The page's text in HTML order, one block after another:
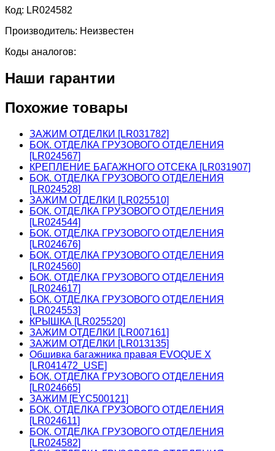
Код: LR024582
Производитель: Неизвестен
Коды аналогов:
Наши гарантии
Похожие товары
ЗАЖИМ ОТДЕЛКИ [LR031782]
БОК. ОТДЕЛКА ГРУЗОВОГО ОТДЕЛЕНИЯ
[LR024567]
КРЕПЛЕНИЕ БАГАЖНОГО ОТСЕКА [LR031907]
БОК. ОТДЕЛКА ГРУЗОВОГО ОТДЕЛЕНИЯ
[LR024528]
ЗАЖИМ ОТДЕЛКИ [LR025510]
БОК. ОТДЕЛКА ГРУЗОВОГО ОТДЕЛЕНИЯ
[LR024544]
БОК. ОТДЕЛКА ГРУЗОВОГО ОТДЕЛЕНИЯ
[LR024676]
БОК. ОТДЕЛКА ГРУЗОВОГО ОТДЕЛЕНИЯ
[LR024560]
БОК. ОТДЕЛКА ГРУЗОВОГО ОТДЕЛЕНИЯ
[LR024617]
БОК. ОТДЕЛКА ГРУЗОВОГО ОТДЕЛЕНИЯ
[LR024553]
КРЫШКА [LR025520]
ЗАЖИМ ОТДЕЛКИ [LR007161]
ЗАЖИМ ОТДЕЛКИ [LR013135]
Обшивка багажника правая EVOQUE X
[LR041472_USE]
БОК. ОТДЕЛКА ГРУЗОВОГО ОТДЕЛЕНИЯ
[LR024665]
ЗАЖИМ [EYC500121]
БОК. ОТДЕЛКА ГРУЗОВОГО ОТДЕЛЕНИЯ
[LR024611]
БОК. ОТДЕЛКА ГРУЗОВОГО ОТДЕЛЕНИЯ
[LR024582]